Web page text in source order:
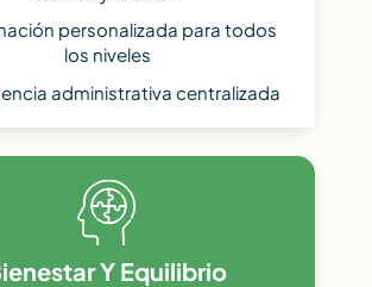
personalizada para todos
los niveles
administrativa centralizada
Y Equilibrio